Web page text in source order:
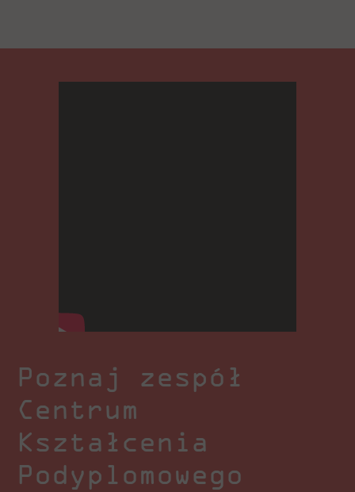
Poznaj zespół
Centrum
Kształcenia
Podyplomowego